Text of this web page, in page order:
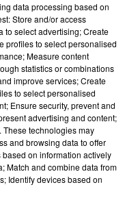
« Mikasa », un
entre amour et...
dévoilent le single le plus
data processing based on
Store and/or access
to select advertising; Create
profiles to select personalised
Measure content
statistics or combinations
improve services; Create
to select personalised
Ensure security, prevent and
advertising and content;
technologies may
and browsing data to offer
on information actively
Match and combine data from
Identify devices based on